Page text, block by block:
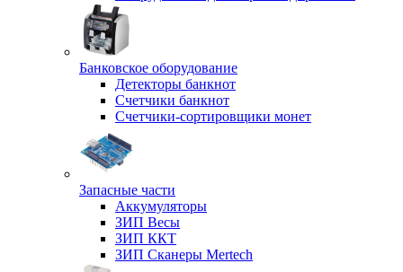
Банковское оборудование
Детекторы банкнот
Счетчики банкнот
Счетчики-сортировщики монет
Запасные части
Аккумуляторы
ЗИП Весы
ЗИП ККТ
ЗИП Сканеры Mertech